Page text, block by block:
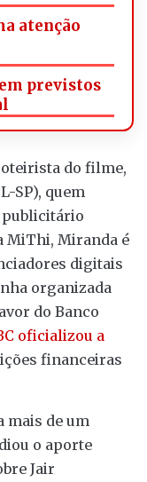
atenção
previstos
do filme,
SP), quem
publicitário
MiThi, Miranda é
digitais
organizada
do Banco
oficializou a
financeiras
mais de um
o aporte
Jair